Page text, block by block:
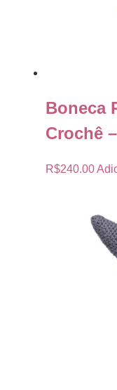
Boneca
Crochê
R$240.00